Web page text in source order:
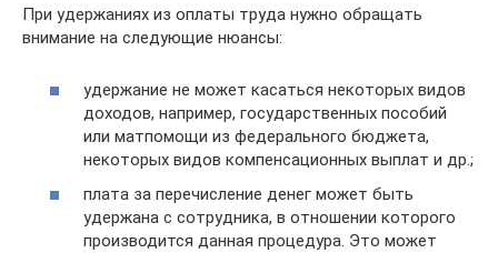
При удержаниях из оплаты труда нужно обращать
внимание на следующие нюансы:
удержание не может касаться некоторых видов
доходов, например, государственных пособий
или матпомощи из федерального бюджета,
некоторых видов компенсационных выплат и др.;
плата за перечисление денег может быть
удержана с сотрудника, в отношении которого
производится данная процедура. Это может